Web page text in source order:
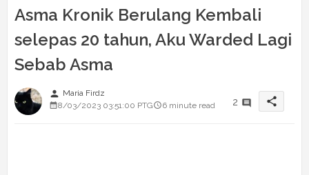
Asma Kronik Berulang Kembali
selepas 20 tahun, Aku Warded Lagi
Sebab Asma
person Maria Firdz
8/03/2023 03:51:00 PTG
6 minute read 2 share